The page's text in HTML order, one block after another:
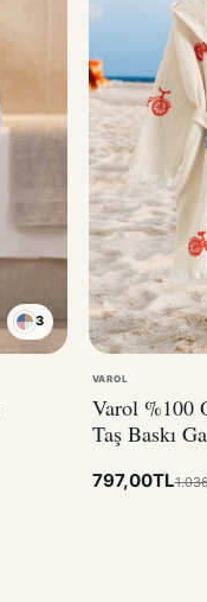
3
Varol %100
Taş Baskı
Bisiklet
797,00TL